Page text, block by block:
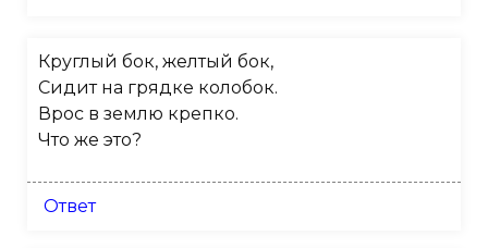
Круглый бок, желтый бок,
Сидит на грядке колобок.
Врос в землю крепко.
Что же это?
Ответ